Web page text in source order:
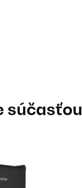
súčasťou